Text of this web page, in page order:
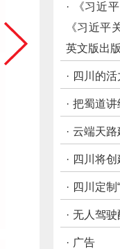
第10版：
第11版：
第12版：
·
《习近
《习近平
英文版出
· 四川的活
· 把蜀道讲
· 云端天路
· 四川将
· 四川定制
· 无人驾驶
· 广告